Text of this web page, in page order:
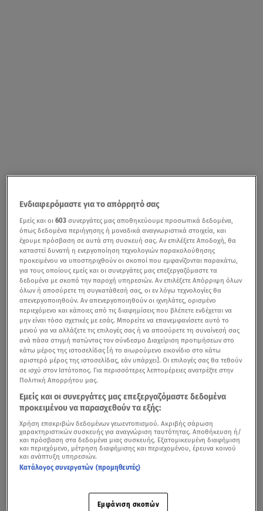
Ενδιαφερόμαστε για το απόρρητό σας
Εμείς και οι603 συνεργάτες μας αποθηκεύουμε προσωπικά δεδομένα,
όπως δεδομένα περιήγησης ή μοναδικά αναγνωριστικά στοιχεία, και
έχουμε πρόσβαση σε αυτά στη συσκευή σας. Αν επιλέξετε Αποδοχή, θα
καταστεί δυνατή η ενεργοποίηση τεχνολογιών παρακολούθησης
προκειμένου να υποστηριχθούν οι σκοποί που εμφανίζονται παρακάτω,
για τους οποίους εμείς και οι συνεργάτες μας επεξεργαζόμαστε τα
δεδομένα με σκοπό την παροχή υπηρεσιών. Αν επιλέξετε Απόρριψη όλων
όλων ή αποσύρετε τη συγκατάθεσή σας, οι εν λόγω τεχνολογίες θα
απενεργοποιηθούν. Αν απενεργοποιηθούν οι ιχνηλάτες, ορισμένο
περιεχόμενο και κάποιες από τις διαφημίσεις που βλέπετε ενδέχεται να
μην είναι τόσο σχετικές με εσάς. Μπορείτε να επανεμφανίσετε αυτό το
μενού για να αλλάξετε τις επιλογές σας ή να αποσύρετε τη συναίνεσή σας
ανά πάσα στιγμή πατώντας τον σύνδεσμο Διαχείριση προτιμήσεων στο
κάτω μέρος της ιστοσελίδας [ή το αιωρούμενο εικονίδιο στο κάτω
αριστερό μέρος της ιστοσελίδας, εάν υπάρχει]. Οι επιλογές σας θα τεθούν
σε ισχύ στον Ιστότοπος. Για περισσότερες λεπτομέρειες ανατρέξτε στην
Πολιτική Απορρήτου μας.
Εμείς και οι συνεργάτες μας επεξεργαζόμαστε δεδομένα
προκειμένου να παρασχεθούν τα εξής:
Χρήση επακριβών δεδομένων γεωεντοπισμού. Ακριβής σάρωση
χαρακτηριστικών συσκευής για αναγνώριση ταυτότητας. Αποθήκευση ή/
και πρόσβαση στα δεδομένα μιας συσκευής. Εξατομικευμένη διαφήμιση
και περιεχόμενο, μέτρηση διαφήμισης και περιεχομένου, έρευνα κοινού
και ανάπτυξη υπηρεσιών.
Κατάλογος συνεργατών (προμηθευτές)
Εμφάνιση σκοπών